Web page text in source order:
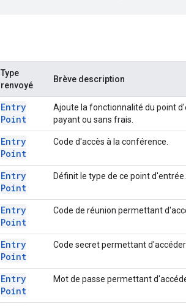
Type
renvoyé
Brève description
Entry
Point
Ajoute la fonctionnalité du point
payant ou sans frais.
Entry
Point
Code d'accès à la conférence.
Entry
Point
Définit le type de ce point d'entrée.
Entry
Point
Code de réunion permettant
Entry
Point
Code secret permettant
Entry
Point
Mot de passe permettant